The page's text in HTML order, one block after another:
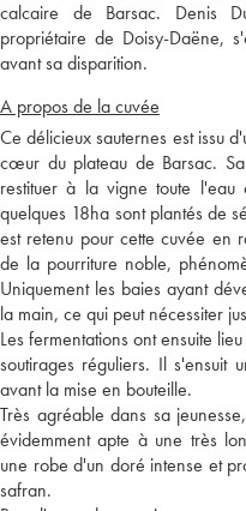
calcaire de Barsac. Denis
propriétaire de Doisy-Daëne,
avant sa disparition.
A propos de la cuvée
Ce délicieux sauternes est issu
cœur du plateau de Barsac.
restituer à la vigne toute
quelques 18ha sont plantés de
est retenu pour cette cuvée en
de la pourriture noble,
Uniquement les baies ayant
la main, ce qui peut nécessiter
Les fermentations ont ensuite
soutirages réguliers. Il
avant la mise en bouteille.
Très agréable dans sa
évidemment apte à une très
une robe d'un doré intense et
safran.